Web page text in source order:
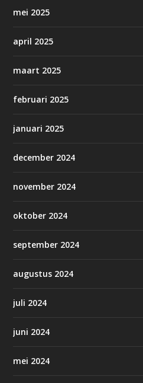
mei 2025
april 2025
maart 2025
februari 2025
januari 2025
december 2024
november 2024
oktober 2024
september 2024
augustus 2024
juli 2024
juni 2024
mei 2024